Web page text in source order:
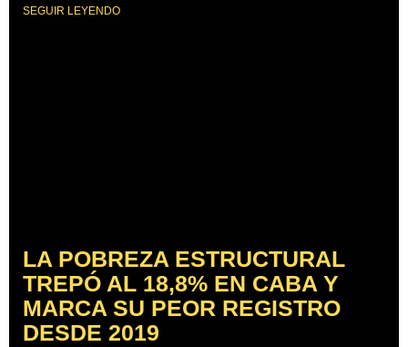
SEGUIR LEYENDO
LA POBREZA ESTRUCTURAL
TREPÓ AL 18,8% EN CABA Y
MARCA SU PEOR REGISTRO
DESDE 2019